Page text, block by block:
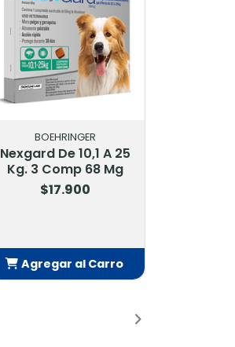
BOEHRINGER
Nexgard De 10,1 A 25
Kg. 3 Comp 68 Mg
$17.900
Agregar al Carro